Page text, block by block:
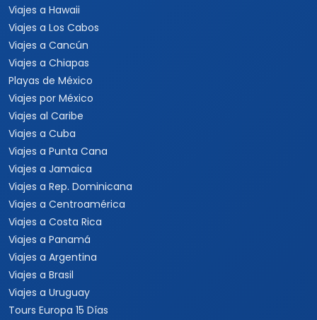
Viajes a Hawaii
Viajes a Los Cabos
Viajes a Cancún
Viajes a Chiapas
Playas de México
Viajes por México
Viajes al Caribe
Viajes a Cuba
Viajes a Punta Cana
Viajes a Jamaica
Viajes a Rep. Dominicana
Viajes a Centroamérica
Viajes a Costa Rica
Viajes a Panamá
Viajes a Argentina
Viajes a Brasil
Viajes a Uruguay
Tours Europa 15 Días